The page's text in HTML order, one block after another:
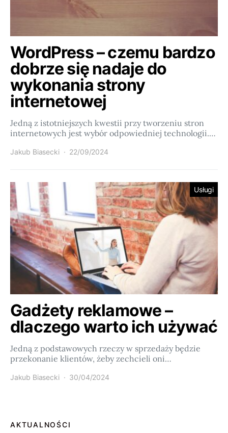
WordPress – czemu bardzo
dobrze się nadaje do
wykonania strony
internetowej
Jedną z istotniejszych kwestii przy tworzeniu stron
internetowych jest wybór odpowiedniej technologii.…
Jakub Biasecki 22/09/2024
Usługi
Gadżety reklamowe –
dlaczego warto ich używać
Jedną z podstawowych rzeczy w sprzedaży będzie
przekonanie klientów, żeby zechcieli oni…
Jakub Biasecki 30/04/2024
AKTUALNOŚCI